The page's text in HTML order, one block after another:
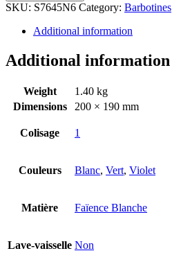
SKU: S7645N6 Category: Barbotines
Additional information
Additional information
Weight
1.40 kg
Dimensions
200 × 190 mm
Colisage 1
Couleurs Blanc, Vert, Violet
Matière Faïence Blanche
Lave-vaisselle Non